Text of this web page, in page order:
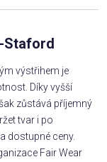
Staford
výstřihem je
Díky vyšší
zůstává příjemný
tvar i po
dostupné ceny.
Fair Wear